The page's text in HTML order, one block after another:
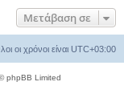
η
η
Μετάβαση σε
οι χρόνοι είναι UTC+03:00
phpBB Limited